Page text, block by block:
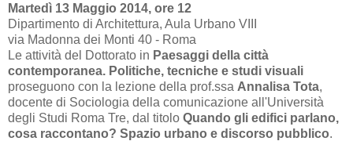
Martedì 13 Maggio 2014, ore 12
Dipartimento di Architettura, Aula Urbano VIII
via Madonna dei Monti 40 - Roma
Le attività del Dottorato in Paesaggi della città
contemporanea. Politiche, tecniche e studi visuali
proseguono con la lezione della prof.ssa Annalisa Tota,
docente di Sociologia della comunicazione all'Università
degli Studi Roma Tre, dal titolo Quando gli edifici parlano,
cosa raccontano? Spazio urbano e discorso pubblico.